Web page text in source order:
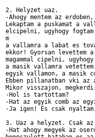
2. Helyzet uaz.
-Ahogy mentem az
Lekaptam a puskamat a
elcipelni, ugyhogy
m
a vallamra a labat es
ekkor! Gyorsan levettem
magammal cipelni,
a masik vallamra
egyik vallamon, a masik
Ebben pillanatban vki
Mikor visszajon,
-Hol is tartottam?
-Hat az egyik comb az
-Ja igen! Es csak
3. Uaz a helyzet. Csak az
-Hat ahogy megyek az